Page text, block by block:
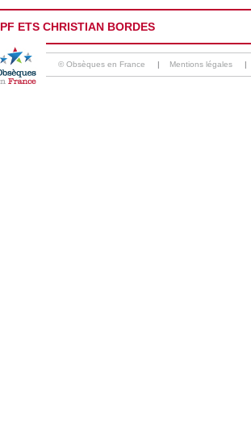
PF ETS CHRISTIAN BORDES
© Obsèques en France | Mentions légales |